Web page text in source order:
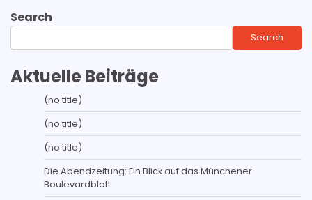
Search
Search
Aktuelle Beiträge
(no title)
(no title)
(no title)
Die Abendzeitung: Ein Blick auf das Münchener
Boulevardblatt